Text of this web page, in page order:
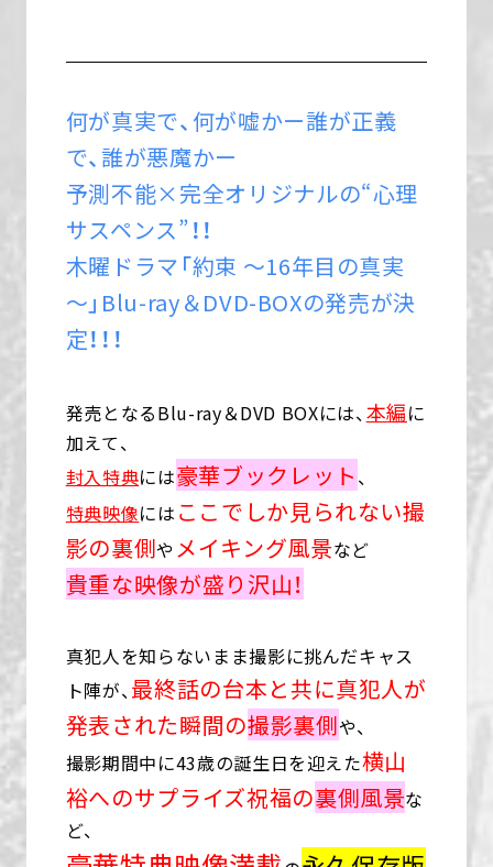
何が真実で、何が嘘かー誰が正義
で、誰が悪魔かー
予測不能×完全オリジナルの“心理
サスペンス”！！
木曜ドラマ「約束 ～16年目の真実
～」Blu-ray＆DVD-BOXの発売が決
定！！！
発売となるBlu-ray＆DVD BOXには、 本編に
加えて、
封入特典には豪華ブックレット 、
特典映像には ここでしか見られない撮
影の裏側やメイキング風景など
貴重な映像が盛り沢山！
真犯人を知らないまま撮影に挑んだキャス
ト陣が、 最終話の台本と共に真犯人が
発表された瞬間の撮影裏側や、
撮影期間中に43歳の誕生日を迎えた横山
裕へのサプライズ祝福の裏側風景な
ど、